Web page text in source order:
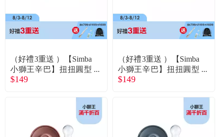
（好禮3重送 ）【Simba
小獅王辛巴】扭扭圓型
安撫奶嘴（全齡）-可可
$149
（好禮3重送 ）【Simba
小獅王辛巴】扭扭圓型
安撫奶嘴（全齡）-肉桂
$149